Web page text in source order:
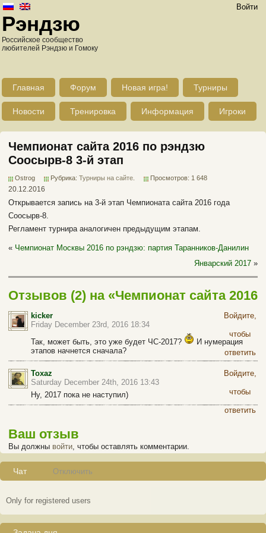
Войти
Рэндзю
Российское сообщество
любителей Рэндзю и Гомоку
Главная Форум Новая игра! Турниры
Новости Тренировка Информация Игроки
Чемпионат сайта 2016 по рэндзю
Соосырв-8 3-й этап
Ostrog Рубрика: Турниры на сайте Просмотров: 1 648
20.12.2016
Открывается запись на 3-й этап Чемпионата сайта 2016 года
Соосырв-8.
Регламент турнира аналогичен предыдущим этапам.
« Чемпионат Москвы 2016 по рэндзю: партия Таранников-Данилин
Январский 2017 »
Отзывов (2) на «Чемпионат сайта 2016
по рэндзю Соосырв-8 3-й этап»
kicker
Friday December 23rd, 2016 18:34
Войдите,
чтобы
ответить
Так, может быть, это уже будет ЧС-2017?
И нумерация
этапов начнется сначала?
Toxaz
Saturday December 24th, 2016 13:43
Войдите,
чтобы
ответить
Ну, 2017 пока не наступил)
Ваш отзыв
Вы должны войти, чтобы оставлять комментарии.
Чат Отключить
Only for registered users